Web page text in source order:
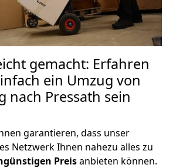
gemacht: Erfahren
ein Umzug von
nach Pressath sein
garantieren, dass unser
Netzwerk Ihnen nahezu alles zu
Preisanbieten können.